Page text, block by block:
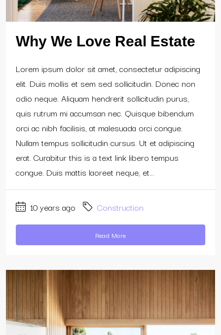
Why We Love Real Estate
Lorem ipsum dolor sit amet, consectetur adipiscing
elit. Duis mollis et sem sed sollicitudin. Donec non
odio neque. Aliquam hendrerit sollicitudin purus,
quis rutrum mi accumsan nec. Quisque bibendum
orci ac nibh facilisis, at malesuada orci congue.
Nullam tempus sollicitudin cursus. Ut et adipiscing
erat. Curabitur this is a text link libero tempus
congue. Duis mattis laoreet neque, et...
10 years ago Construction
Read More